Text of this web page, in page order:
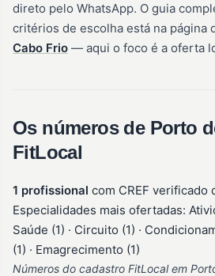
direto pelo WhatsApp. O guia
critérios de escolha está na página
Cabo Frio — aqui o foco é a oferta
Os números de Porto
FitLocal
1 profissional com CREF verificado
Especialidades mais ofertadas:
Saúde (1) · Circuito (1) ·
(1) · Emagrecimento (1)
Números do cadastro FitLocal em